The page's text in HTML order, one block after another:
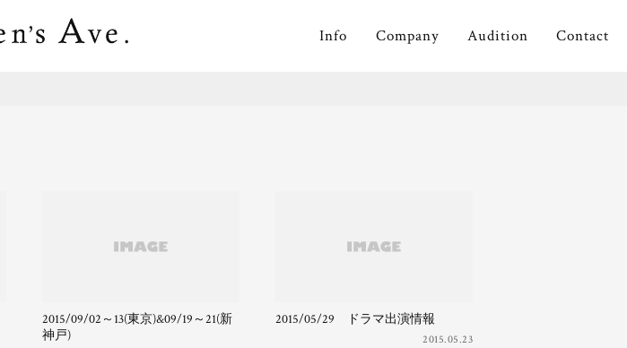
Info Company Audition Contact
2015/09/02～13(東京)&09/19～21(新
神戸)
2015/05/29 ドラマ出演情報
2015.05.23